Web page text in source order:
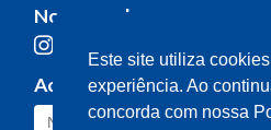
Nossas redes
Acompanhe o meu
Este site utiliza
experiência. Ao
concorda com nossa